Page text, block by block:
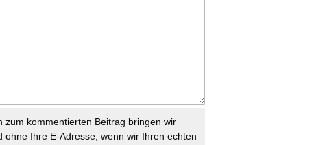
kommentierten Beitrag bringen wir
Ihre E-Adresse, wenn wir Ihren echten